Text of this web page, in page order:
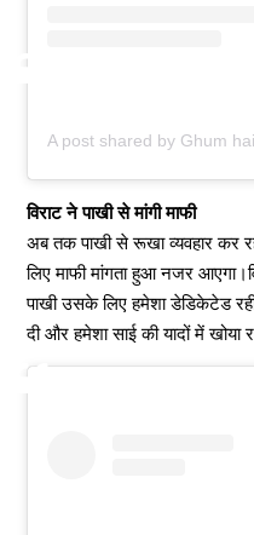
A post shared by Ghum
विराट ने पाखी से मांगी माफी
अब तक पाखी से रूखा व्यवहार कर
लिए माफी मांगता हुआ नजर
पाखी उसके लिए हमेशा डेडिकेटेड
दी और हमेशा साई की यादों में खोया